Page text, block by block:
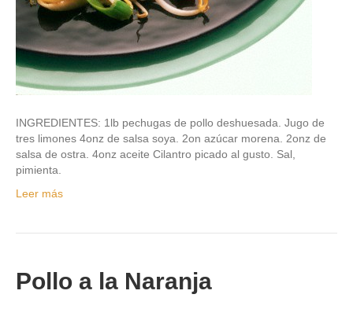
INGREDIENTES: 1lb pechugas de pollo deshuesada. Jugo de
tres limones 4onz de salsa soya. 2on azúcar morena. 2onz de
salsa de ostra. 4onz aceite Cilantro picado al gusto. Sal,
pimienta.
Leer más
Pollo a la Naranja